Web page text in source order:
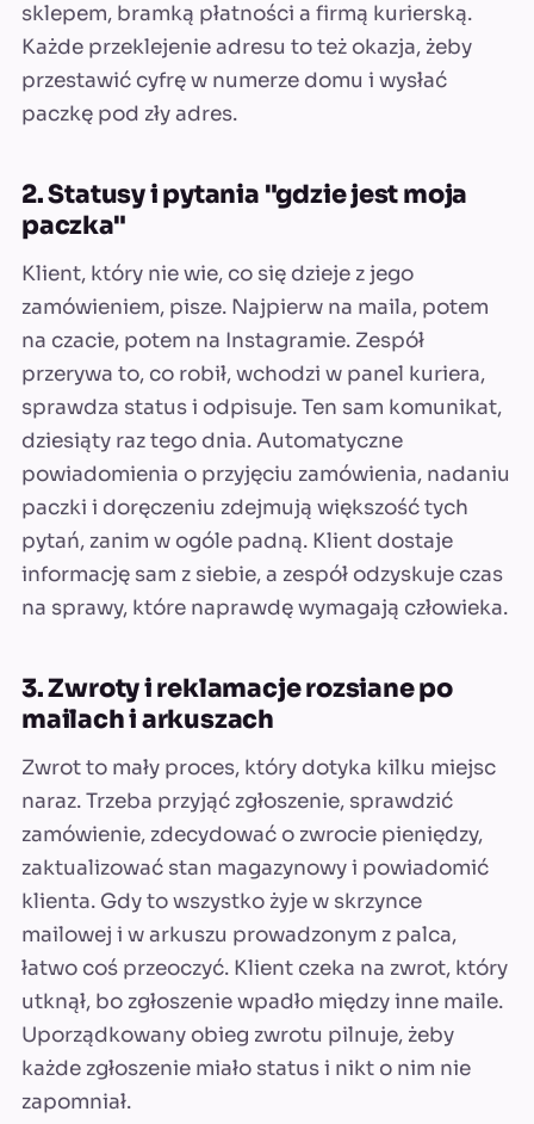
sklepem, bramką płatności a firmą kurierską.
Każde przeklejenie adresu to też okazja, żeby
przestawić cyfrę w numerze domu i wysłać
paczkę pod zły adres.
2. Statusy i pytania "gdzie jest moja
paczka"
Klient, który nie wie, co się dzieje z jego
zamówieniem, pisze. Najpierw na maila, potem
na czacie, potem na Instagramie. Zespół
przerywa to, co robił, wchodzi w panel kuriera,
sprawdza status i odpisuje. Ten sam komunikat,
dziesiąty raz tego dnia. Automatyczne
powiadomienia o przyjęciu zamówienia, nadaniu
paczki i doręczeniu zdejmują większość tych
pytań, zanim w ogóle padną. Klient dostaje
informację sam z siebie, a zespół odzyskuje czas
na sprawy, które naprawdę wymagają człowieka.
3. Zwroty i reklamacje rozsiane po
mailach i arkuszach
Zwrot to mały proces, który dotyka kilku miejsc
naraz. Trzeba przyjąć zgłoszenie, sprawdzić
zamówienie, zdecydować o zwrocie pieniędzy,
zaktualizować stan magazynowy i powiadomić
klienta. Gdy to wszystko żyje w skrzynce
mailowej i w arkuszu prowadzonym z palca,
łatwo coś przeoczyć. Klient czeka na zwrot, który
utknął, bo zgłoszenie wpadło między inne maile.
Uporządkowany obieg zwrotu pilnuje, żeby
każde zgłoszenie miało status i nikt o nim nie
zapomniał.